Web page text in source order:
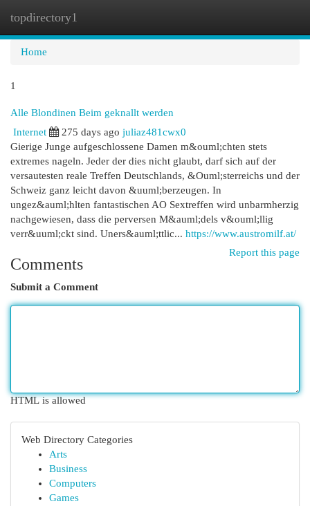
topdirectory1
Home
1
Alle Blondinen Beim geknallt werden
Internet
275 days ago juliaz481cwx0
Gierige Junge aufgeschlossene Damen m&ouml;chten stets
extremes nageln. Jeder der dies nicht glaubt, darf sich auf der
versautesten reale Treffen Deutschlands, &Ouml;sterreichs und der
Schweiz ganz leicht davon &uuml;berzeugen. In
ungez&auml;hlten fantastischen AO Sextreffen wird unbarmherzig
nachgewiesen, dass die perversen M&auml;dels v&ouml;llig
verr&uuml;ckt sind. Uners&auml;ttlic... https://www.austromilf.at/
Report this page
Comments
Submit a Comment
HTML is allowed
Web Directory Categories
Arts
Business
Computers
Games